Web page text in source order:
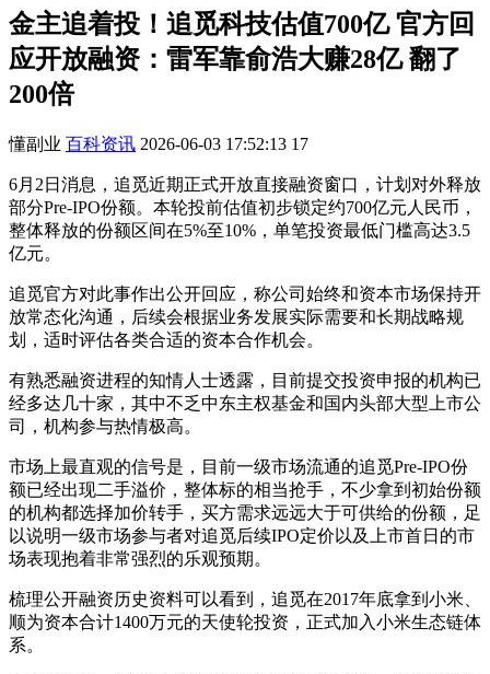
金主追着投！追觅科技估值700亿 官方回
应开放融资：雷军靠俞浩大赚28亿 翻了
200倍
懂副业 百科资讯 2026-06-03 17:52:13 17
6月2日消息，追觅近期正式开放直接融资窗口，计划对外释放
部分Pre-IPO份额。本轮投前估值初步锁定约700亿元人民币，
整体释放的份额区间在5%至10%，单笔投资最低门槛高达3.5
亿元。
追觅官方对此事作出公开回应，称公司始终和资本市场保持开
放常态化沟通，后续会根据业务发展实际需要和长期战略规
划，适时评估各类合适的资本合作机会。
有熟悉融资进程的知情人士透露，目前提交投资申报的机构已
经多达几十家，其中不乏中东主权基金和国内头部大型上市公
司，机构参与热情极高。
市场上最直观的信号是，目前一级市场流通的追觅Pre-IPO份
额已经出现二手溢价，整体标的相当抢手，不少拿到初始份额
的机构都选择加价转手，买方需求远远大于可供给的份额，足
以说明一级市场参与者对追觅后续IPO定价以及上市首日的市
场表现抱着非常强烈的乐观预期。
梳理公开融资历史资料可以看到，追觅在2017年底拿到小米、
顺为资本合计1400万元的天使轮投资，正式加入小米生态链体
系。